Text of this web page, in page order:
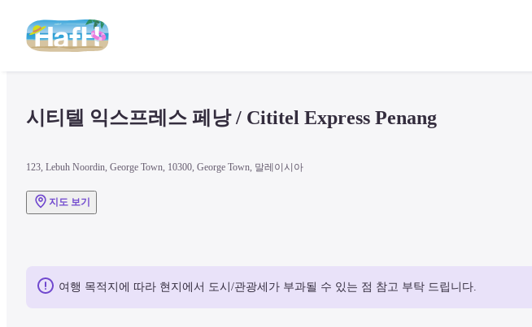
시티텔 익스프레스 페낭 / Cititel Express Penang
123, Lebuh Noordin, George Town, 10300, George Town, 말레이시아
지도 보기
여행 목적지에 따라 현지에서 도시/관광세가 부과될 수 있는 점 참고 부탁 드립니다.